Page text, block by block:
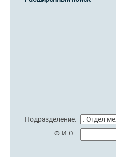
Подразделение:
Ф.И.О.: